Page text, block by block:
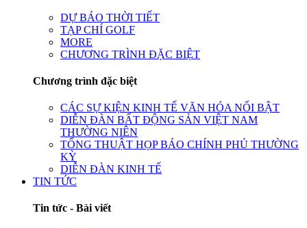
DỰ BÁO THỜI TIẾT
TẠP CHÍ GOLF
MORE
CHƯƠNG TRÌNH ĐẶC BIỆT
Chương trình đặc biệt
CÁC SỰ KIỆN KINH TẾ VĂN HÓA NỔI BẬT
DIỄN ĐÀN BẤT ĐỘNG SẢN VIỆT NAM
THƯỜNG NIÊN
TỔNG THUẬT HỌP BÁO CHÍNH PHỦ THƯỜNG
KỲ
DIỄN ĐÀN KINH TẾ
TIN TỨC
Tin tức - Bài viết